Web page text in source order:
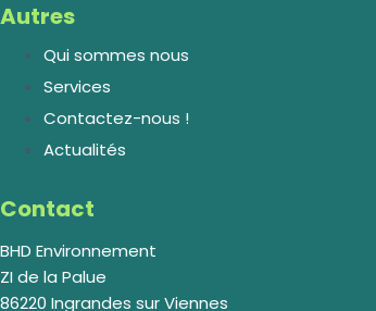
Autres
Qui sommes nous
Services
Contactez-nous !
Actualités
Contact
BHD Environnement
ZI de la Palue
86220 Ingrandes sur Viennes